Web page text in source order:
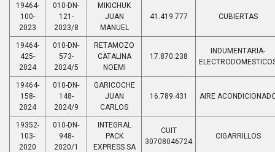
19464-
100-
2023
010-DN-
121-
2023/8
MIKICHUK
JUAN
MANUEL
41.419.777 CUBIERTAS
19464-
425-
2024
010-DN-
573-
2024/5
RETAMOZO
CATALINA
NOEMI
17.870.238
INDUMENTARIA-
19464-
158-
2024
010-DN-
148-
2024/9
GARICOCHE
JUAN
CARLOS
16.789.431 AIRE
19352-
103-
2020
010-DN-
948-
2020/1
INTEGRAL
PACK
EXPRESS SA
CUIT
30708046724
CIGARRILLOS